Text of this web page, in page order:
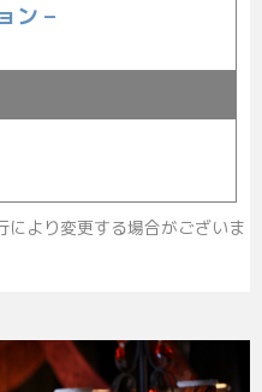
ン –
より変更する場合がございま